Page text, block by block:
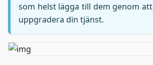
som helst lägga till dem genom att
uppgradera din tjänst.